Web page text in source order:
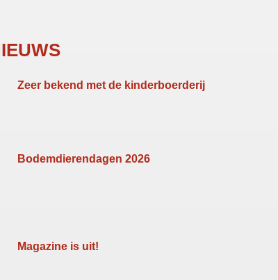
Zeer bekend met de kinderboerderij
Bodemdierendagen 2026
Magazine is uit!